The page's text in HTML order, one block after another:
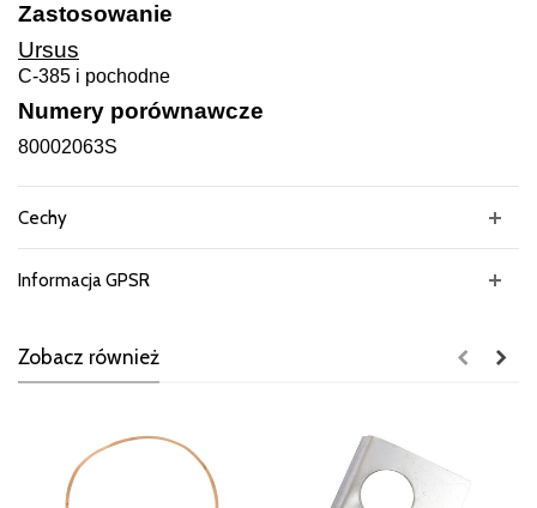
Zastosowanie
Ursus
C-385 i pochodne
Numery porównawcze
80002063S
Cechy
Informacja GPSR
Zobacz również